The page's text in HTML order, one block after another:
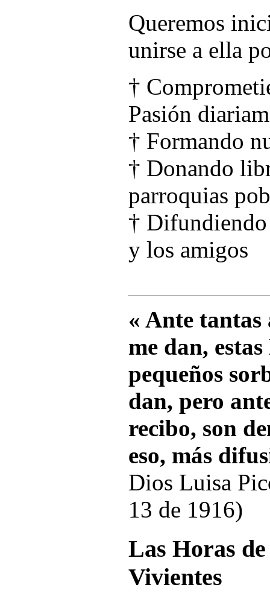
Queremos
unirse a ella
†
Pasión
† Formando
† Donando
parroquias
†
y los amigos
« Ante
me dan,
pequeños
dan, pero
recibo, son
eso, más
Dios Luisa
13 de 1916)
Las Horas
Vivientes